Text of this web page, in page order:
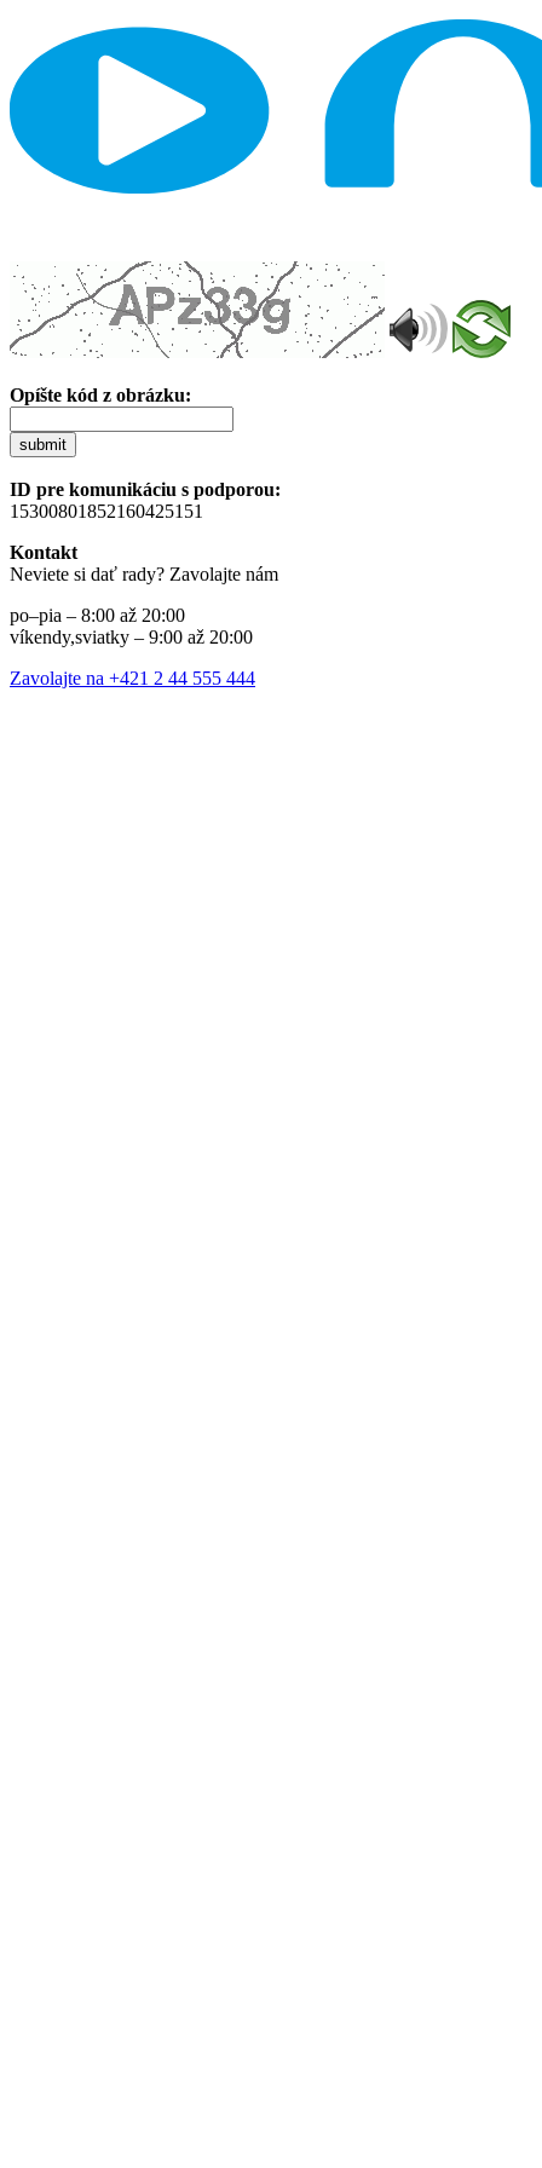
Opíšte kód z obrázku:
submit
ID pre komunikáciu s podporou:
15300801852160425151
Kontakt
Neviete si dať rady? Zavolajte nám
po–pia – 8:00 až 20:00
víkendy,sviatky – 9:00 až 20:00
Zavolajte na +421 2 44 555 444